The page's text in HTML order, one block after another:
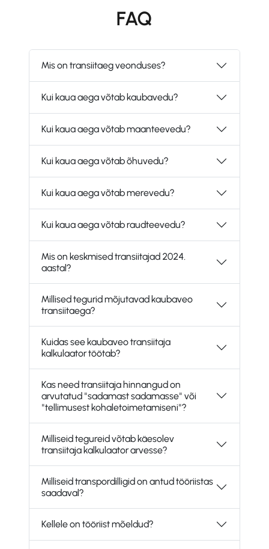
FAQ
Mis on transiitaeg veonduses?
Kui kaua aega võtab kaubavedu?
Kui kaua aega võtab maanteevedu?
Kui kaua aega võtab õhuvedu?
Kui kaua aega võtab merevedu?
Kui kaua aega võtab raudteevedu?
Mis on keskmised transiitajad 2024.
aastal?
Millised tegurid mõjutavad kaubaveo
transiitaega?
Kuidas see kaubaveo transiitaja
kalkulaator töötab?
Kas need transiitaja hinnangud on
arvutatud "sadamast sadamasse" või
"tellimusest kohaletoimetamiseni"?
Milliseid tegureid võtab käesolev
transiitaja kalkulaator arvesse?
Milliseid transpordilligid on antud tööriistas
saadaval?
Kellele on tööriist mõeldud?